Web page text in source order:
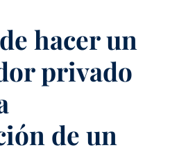
hacer un
privado
de un